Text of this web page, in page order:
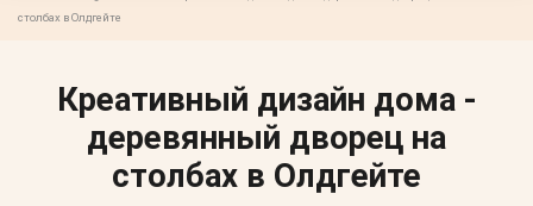
столбах в Олдгейте
Креативный дизайн дома -
деревянный дворец на
столбах в Олдгейте